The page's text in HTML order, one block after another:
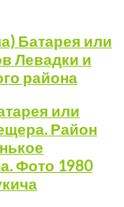
Батарея или
Левадки и
района
или
Район
Фото 1980